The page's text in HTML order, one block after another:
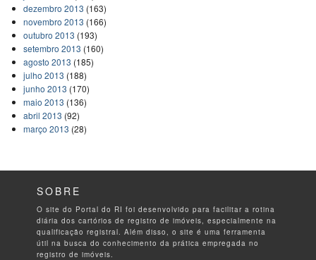
dezembro 2013 (163)
novembro 2013 (166)
outubro 2013 (193)
setembro 2013 (160)
agosto 2013 (185)
julho 2013 (188)
junho 2013 (170)
maio 2013 (136)
abril 2013 (92)
março 2013 (28)
SOBRE
O site do Portal do RI foi desenvolvido para facilitar a rotina
diária dos cartórios de registro de imóveis, especialmente na
qualificação registral. Além disso, o site é uma ferramenta
útil na busca do conhecimento da prática empregada no
registro de imóveis.